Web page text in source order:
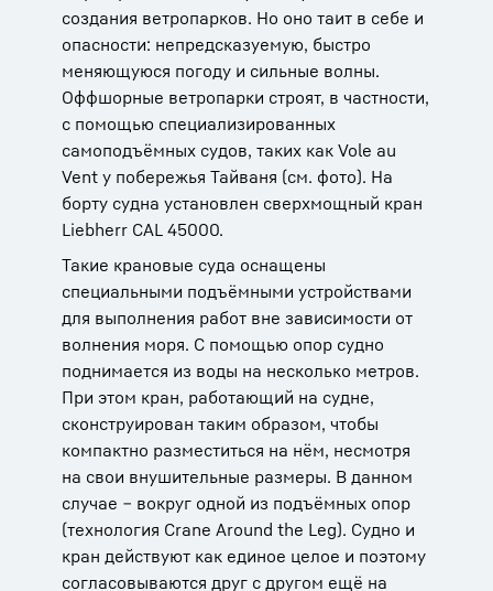
создания ветропарков. Но оно таит в себе и
опасности: непредсказуемую, быстро
меняющуюся погоду и сильные волны.
Оффшорные ветропарки строят, в частности,
с помощью специализированных
самоподъёмных судов, таких как Vole au
Vent у побережья Тайваня (см. фото). На
борту судна установлен сверхмощный кран
Liebherr CAL 45000.
Такие крановые суда оснащены
специальными подъёмными устройствами
для выполнения работ вне зависимости от
волнения моря. С помощью опор судно
поднимается из воды на несколько метров.
При этом кран, работающий на судне,
сконструирован таким образом, чтобы
компактно разместиться на нём, несмотря
на свои внушительные размеры. В данном
случае ‒ вокруг одной из подъёмных опор
(технология Crane Around the Leg). Судно и
кран действуют как единое целое и поэтому
согласовываются друг с другом ещё на